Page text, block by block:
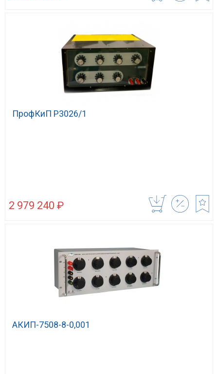
ПрофКиП Р3026/1
2 979 240 ₽
АКИП-7508-8-0,001